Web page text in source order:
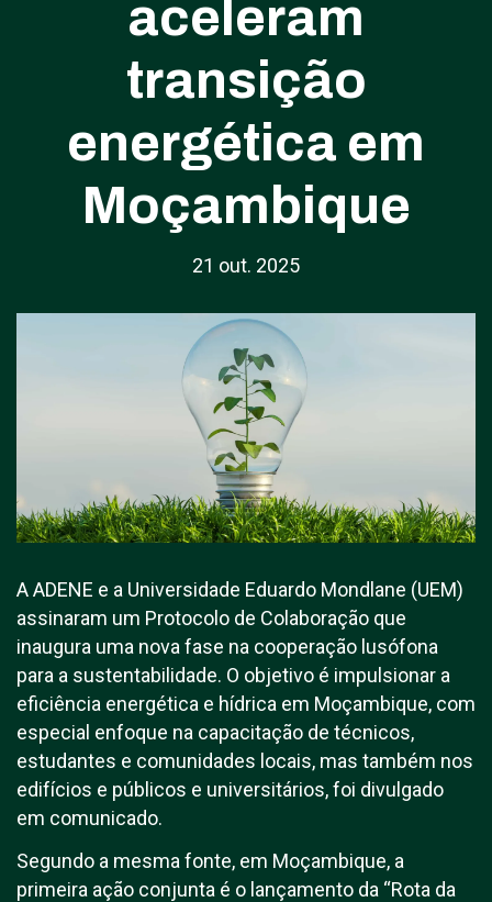
aceleram
transição
energética em
Moçambique
21 out. 2025
A ADENE e a Universidade Eduardo Mondlane (UEM)
assinaram um Protocolo de Colaboração que
inaugura uma nova fase na cooperação lusófona
para a sustentabilidade. O objetivo é impulsionar a
eficiência energética e hídrica em Moçambique, com
especial enfoque na capacitação de técnicos,
estudantes e comunidades locais, mas também nos
edifícios e públicos e universitários, foi divulgado
em comunicado.
Segundo a mesma fonte, em Moçambique, a
primeira ação conjunta é o lançamento da “Rota da